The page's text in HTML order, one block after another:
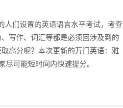
人们设置的英语语言水平考试，考查
写作、词汇等都是必须回涉及到的
高分呢？本次更新的万门英语：雅
尽可能短时间内快速提分。